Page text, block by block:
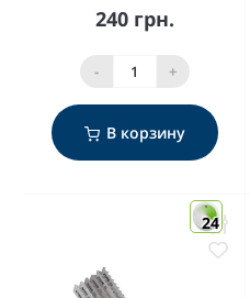
240 грн.
- +
В корзину
24